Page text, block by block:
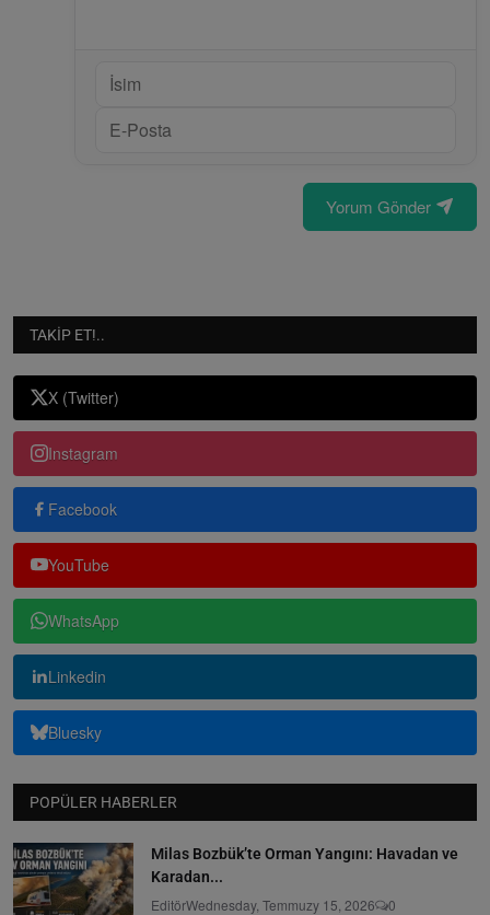
Yorum Gönder
TAKIP ET!..
X (Twitter)
Instagram
Facebook
YouTube
WhatsApp
Linkedin
Bluesky
POPÜLER HABERLER
Milas Bozbük’te Orman Yangını: Havadan ve
Karadan...
EditörWednesday, Temmuzy 15, 2026 0